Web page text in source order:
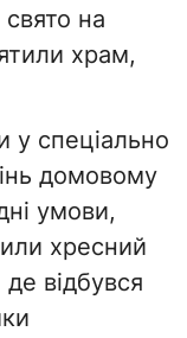
на
храм,
у спеціально
домовому
умови,
хресний
відбувся